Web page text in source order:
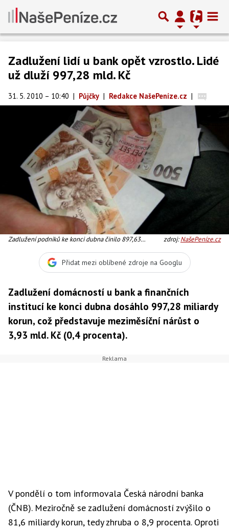
Zadlužení lidí u bank opět vzrostlo. Lidé
už dluží 997,28 mld. Kč
31. 5. 2010 – 10:40 | Půjčky | Redakce NašePeníze.cz |
Zadlužení podniků ke konci dubna činilo 897,63
zdroj:NašePeníze.cz
Přidat mezi oblíbené zdroje na Googlu
Zadlužení domácností u bank a finančních
institucí ke konci dubna dosáhlo 997,28 miliardy
korun, což představuje meziměsíční nárůst o
3,93 mld. Kč (0,4 procenta).
V pondělí o tom informovala Česká národní banka
(ČNB). Meziročně se zadlužení domácností zvýšilo o
81,6 miliardy korun, tedy zhruba o 8,9 procenta. Oproti